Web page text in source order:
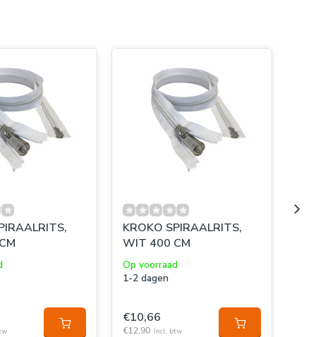
KROKO SPIRAALRITS,
WIT 400 CM
Op voorraad
1-2 dagen
€10,66
€12,90 Incl. btw